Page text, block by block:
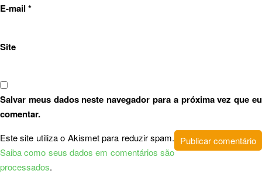
E-mail *
Site
Salvar meus dados neste navegador para a próxima vez que eu
comentar.
Este site utiliza o Akismet para reduzir spam.
Saiba como seus dados em comentários são
processados.